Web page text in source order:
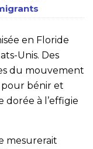
en Floride
Unis. Des
du mouvement
pour bénir et
à l’effigie
mesurerait